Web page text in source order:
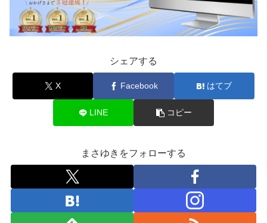
シェアする
X Facebook はてブ
LINE コピー
まさゆきをフォローする